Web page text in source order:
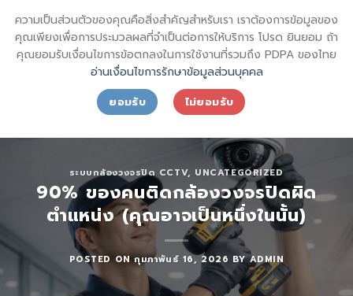
sql_sktsecurity_
ความเป็นส่วนตัวของคุณคือสิ่งสำคัญสำหรับเรา เราต้องการข้อมูลของ
คุณเพียงเพื่อการประมวลผลที่จำเป็นต่อการให้บริการ โปรด ยินยอม ถ้า
คุณยอมรับเงื่อนไขการข้อตกลงในการใช้งานที่รวมถึง PDPA ของไทย
อ่านเงื่อนไขการรักษาข้อมูลส่วนบุคคล
ยอมรับ
ไม่ยอมรับ
to
content
SECURITY SHIN KONG (THAI) INTERNATIONAL CO.,LTD.
ระบบกล้องวงจรปิด CCTV, UNCATEGORIZED
90% ของคนติดกล้องวงจรปิดผิด
ตำแหน่ง (คุณอาจเป็นหนึ่งในนั้น)
POSTED ONกุมภาพันธ์ 16, 2026 BYADMIN